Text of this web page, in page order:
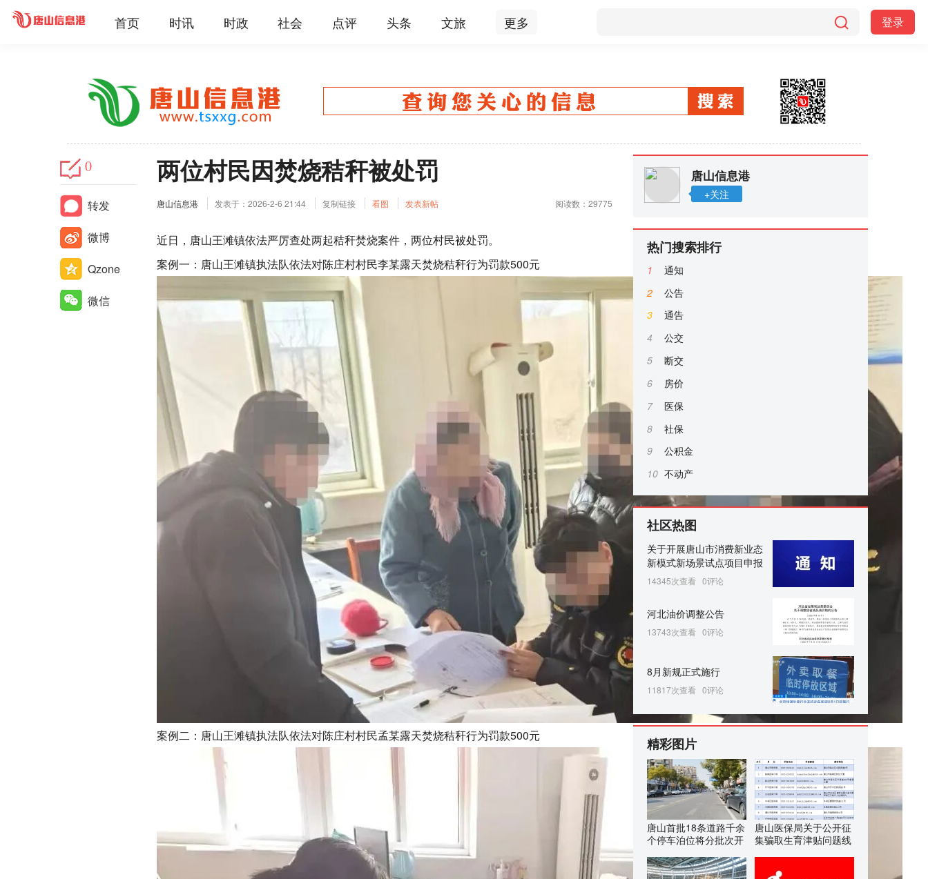
首页 时讯 时政 社会 点评 头条 文旅 更多 登录
0
转发
微博
Qzone
微信
两位村民因焚烧秸秆被处罚
唐山信息港 发表于：2026-2-6 21:44 复制链接 看图 发表新帖 阅读数：29775
近日，唐山王滩镇依法严厉查处两起秸秆焚烧案件，两位村民被处罚。
案例一：唐山王滩镇执法队依法对陈庄村村民李某露天焚烧秸秆行为罚款500元
案例二：唐山王滩镇执法队依法对陈庄村村民孟某露天焚烧秸秆行为罚款500元
唐山信息港
+关注
热门搜索排行
1
通知
2
公告
3
通告
4
公交
5
断交
6
房价
7
医保
8
社保
9
公积金
10 不动产
社区热图
关于开展唐山市消费新业态
新模式新场景试点项目申报
14345次查看 0评论
河北油价调整公告
13743次查看 0评论
8月新规正式施行
11817次查看 0评论
精彩图片
唐山首批18条道路千余
个停车泊位将分批次开
唐山医保局关于公开征
集骗取生育津贴问题线